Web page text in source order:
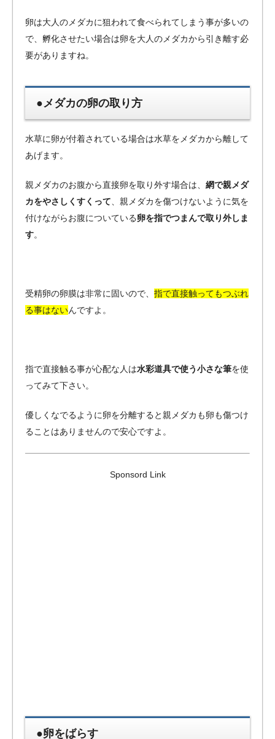
卵は大人のメダカに狙われて食べられてしまう事が多いの
で、孵化させたい場合は卵を大人のメダカから引き離す必
要がありますね。
●メダカの卵の取り方
水草に卵が付着されている場合は水草をメダカから離して
あげます。
親メダカのお腹から直接卵を取り外す場合は、 網で親メダ
カをやさしくすくって 、親メダカを傷つけないように気を
付けながらお腹についている卵を指でつまんで取り外しま
す。
受精卵の卵膜は非常に固いので、 指で直接触ってもつぶれ
る事はないんですよ。
指で直接触る事が心配な人は水彩道具で使う小さな筆を使
ってみて下さい。
優しくなでるように卵を分離すると親メダカも卵も傷つけ
ることはありませんので安心ですよ。
Sponsord Link
●卵をばらす